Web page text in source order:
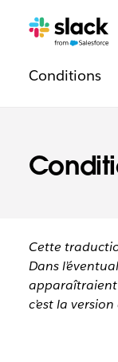
Navigation
légale
Pages
Conditions
Cette
Dans
apparaîtraient
c’est la